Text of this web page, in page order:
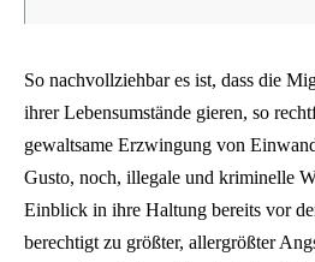
So nachvollziehbar es ist, dass die
ihrer Lebensumstände gieren, so
gewaltsame Erzwingung von
Gusto, noch, illegale und kriminelle
Einblick in ihre Haltung bereits vor
berechtigt zu größter, allergrößter